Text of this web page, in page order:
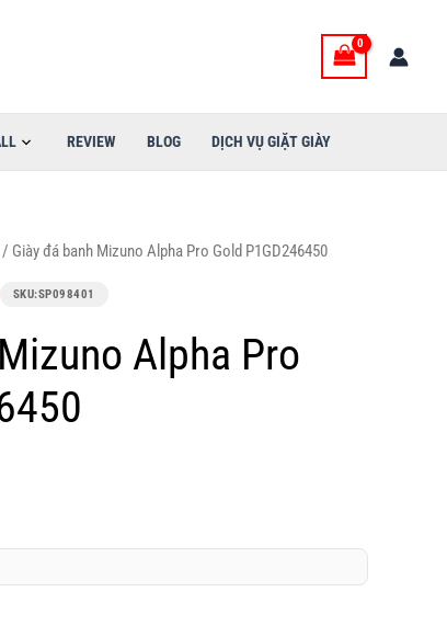
REVIEW BLOG DỊCH VỤ GIẶT GIÀY
/ Giày đá banh Mizuno Alpha Pro Gold P1GD246450
SKU:SP098401
Alpha Pro